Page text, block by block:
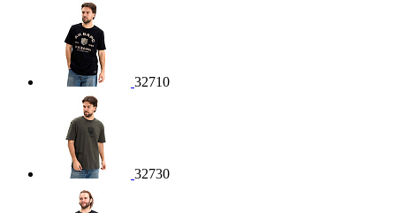
32710
32730